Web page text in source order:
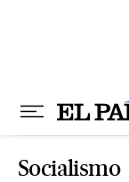
Socialismo